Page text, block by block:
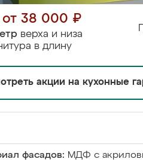
от 38 000 ₽
верха и низа
в длину
акции на кухонные
фасадов: МДФ с